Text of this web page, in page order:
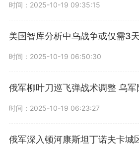
时间：2025-10-19 09:35:15
美国智库分析中乌战争或仅需3
时间：2025-10-19 06:50:30
俄军柳叶刀巡飞弹战术调整 乌军
时间：2025-10-19 06:23:27
俄军深入顿河康斯坦丁诺夫卡城